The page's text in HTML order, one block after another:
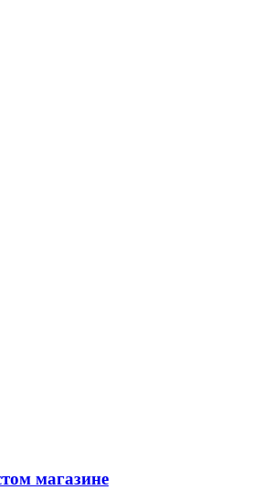
магазине